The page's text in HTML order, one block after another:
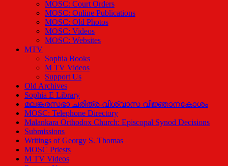
MOSC: Court Orders
MOSC: Online Publications
MOSC: Old Photos
MOSC: Videos
MOSC: Websites
MTV
Sophia Books
M TV Videos
Support Us
Old Archives
Sophia E Library
മലങ്കരസഭാ ചരിത്ര-വിശ്വാസ വിജ്ഞാനകോശം
MOSC: Telephone Directory
Malankara Orthodox Church: Episcopal Synod Decisions
Submissions
Writings of Georgy S. Thomas
MOSC Priests
M TV Videos